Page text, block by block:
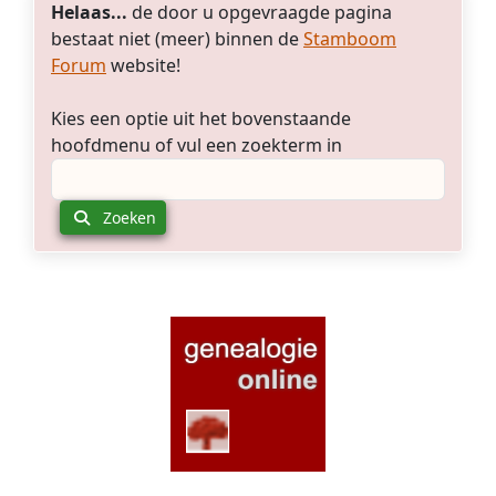
Helaas... de door u opgevraagde pagina
bestaat niet (meer) binnen deStamboom
Forum website!
Kies een optie uit het bovenstaande
hoofdmenu of vul een zoekterm in
Zoeken